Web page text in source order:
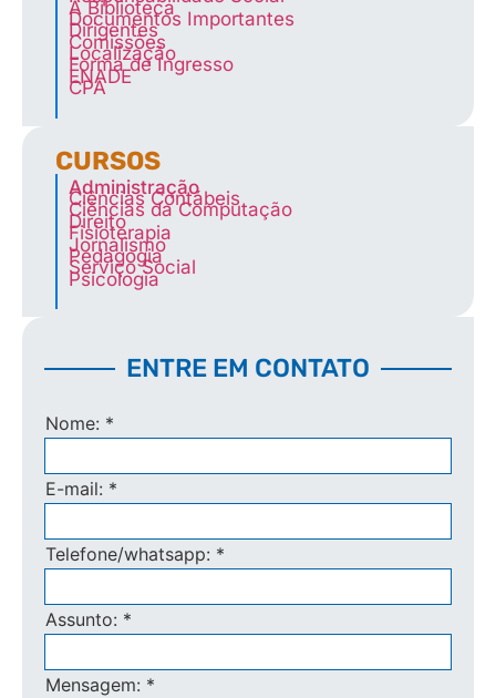
A Biblioteca
Documentos Importantes
Dirigentes
Comissões
Localização
Forma de Ingresso
ENADE
CPA
CURSOS
Administração
Ciências Contábeis
Ciências da Computação
Direito
Fisioterapia
Jornalismo
Pedagogia
Serviço Social
Psicologia
ENTRE EM CONTATO
Nome: *
E-mail: *
Telefone/whatsapp: *
Assunto: *
Mensagem: *